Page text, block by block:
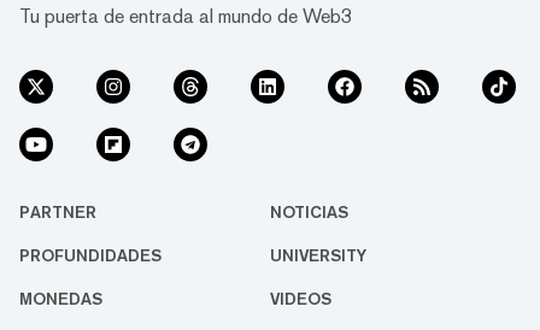
Tu puerta de entrada al mundo de Web3
PARTNER NOTICIAS
PROFUNDIDADES UNIVERSITY
MONEDAS VIDEOS